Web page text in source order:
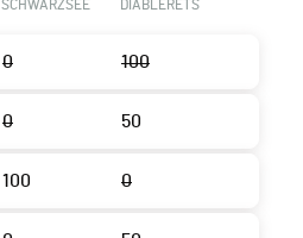
SCHWARZSEE DIABLERETS
0 100
0 50
100 0